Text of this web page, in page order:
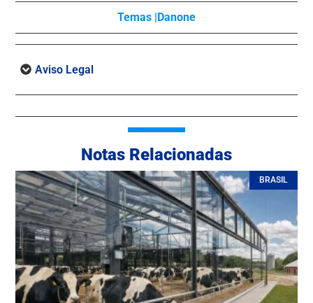
Temas | Danone
Aviso Legal
Notas Relacionadas
BRASIL